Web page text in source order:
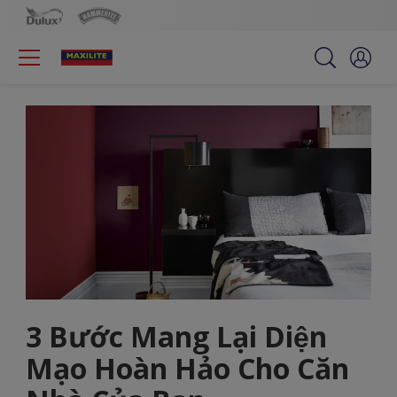
3 Bước Mang Lại Diện
Mạo Hoàn Hảo Cho Căn